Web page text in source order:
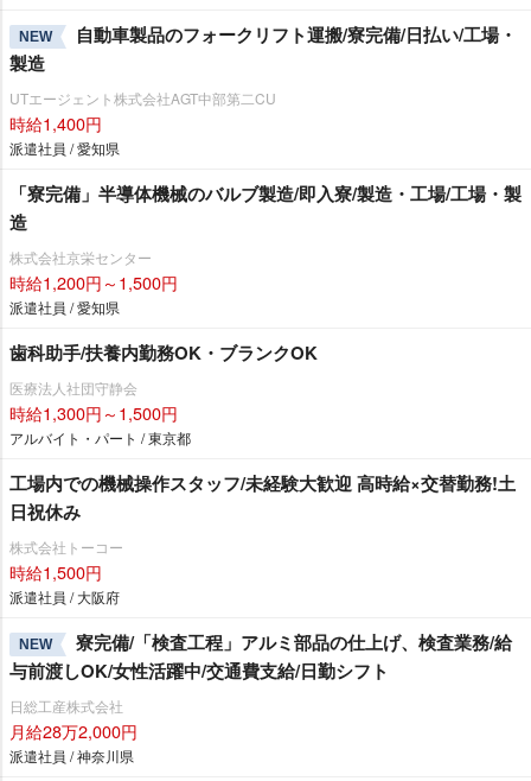
NEW
自動車製品のフォークリフト運搬/寮完備/日払い/工場・
製造
UTエージェント株式会社AGT中部第二CU
時給1,400円
派遣社員 / 愛知県
「寮完備」半導体機械のバルブ製造/即入寮/製造・工場/工場・製
造
株式会社京栄センター
時給1,200円～1,500円
派遣社員 / 愛知県
歯科助手/扶養内勤務OK・ブランクOK
医療法人社団守静会
時給1,300円～1,500円
アルバイト・パート / 東京都
工場内での機械操作スタッフ/未経験大歓迎 高時給×交替勤務!土
日祝休み
株式会社トーコー
時給1,500円
派遣社員 / 大阪府
NEW
寮完備/「検査工程」アルミ部品の仕上げ、検査業務/給
与前渡しOK/女性活躍中/交通費支給/日勤シフト
日総工産株式会社
月給28万2,000円
派遣社員 / 神奈川県